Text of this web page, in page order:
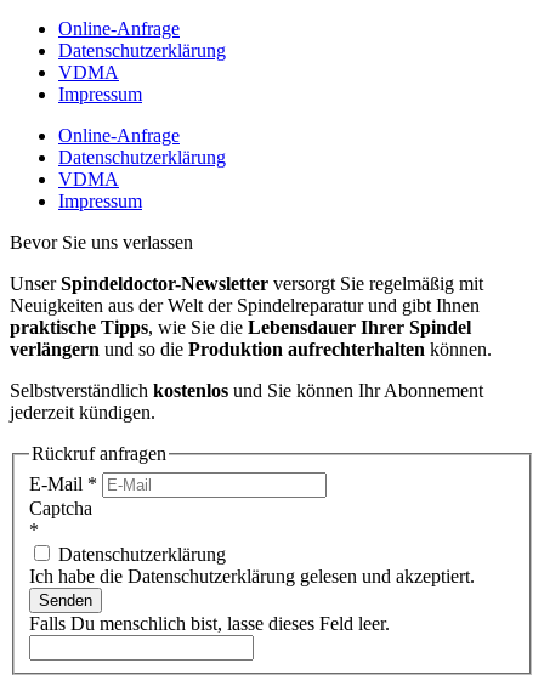
Online-Anfrage
Datenschutzerklärung
VDMA
Impressum
Online-Anfrage
Datenschutzerklärung
VDMA
Impressum
Bevor Sie uns verlassen
UnserSpindeldoctor-Newsletter versorgt Sie regelmäßig mit
Neuigkeiten aus der Welt der Spindelreparatur und gibt Ihnen
praktische Tipps, wie Sie die Lebensdauer Ihrer Spindel
verlängern und so die Produktion aufrechterhalten können.
Selbstverständlich kostenlos und Sie können Ihr Abonnement
jederzeit kündigen.
Rückruf anfragen
E-Mail *
Captcha
*
Datenschutzerklärung
Ich habe die Datenschutzerklärung gelesen und akzeptiert.
Senden
Falls Du menschlich bist, lasse dieses Feld leer.